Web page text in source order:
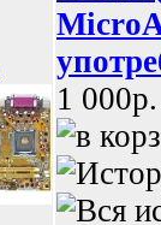
1 000p.